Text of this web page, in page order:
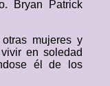
Bryan Patrick
mujeres y
en soledad
él de los